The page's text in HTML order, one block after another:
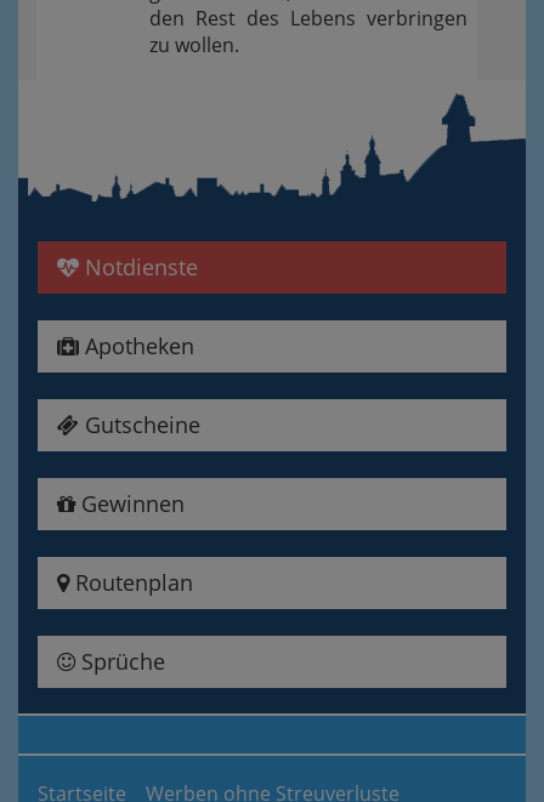
den Rest des Lebens verbringen
zu wollen.
Notdienste
Apotheken
Gutscheine
Gewinnen
Routenplan
Sprüche
Startseite Werben ohne Streuverluste